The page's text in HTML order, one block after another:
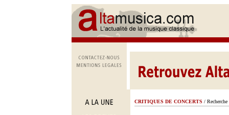
CRITIQUES DE CONCERTS / Recherche